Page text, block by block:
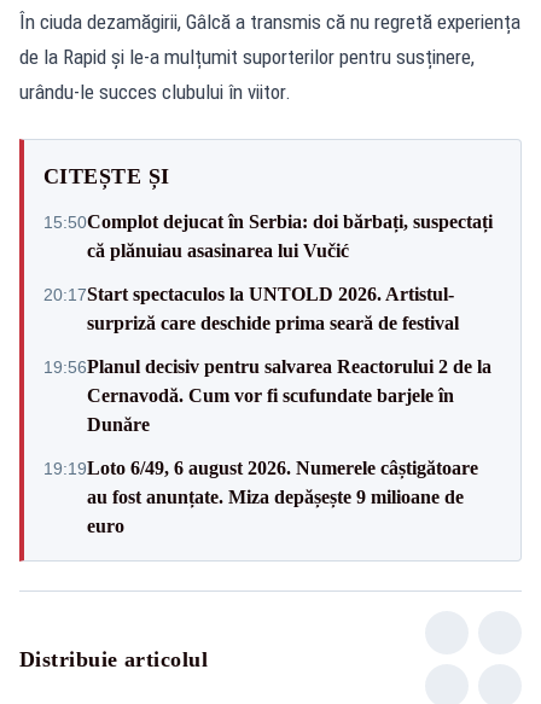
În ciuda dezamăgirii, Gâlcă a transmis că nu regretă experiența
de la Rapid și le-a mulțumit suporterilor pentru susținere,
urându-le succes clubului în viitor.
CITEȘTE ȘI
15:50Complot dejucat în Serbia: doi bărbați, suspectați
că plănuiau asasinarea lui Vučić
20:17Start spectaculos la UNTOLD 2026. Artistul-
surpriză care deschide prima seară de festival
19:56Planul decisiv pentru salvarea Reactorului 2 de la
Cernavodă. Cum vor fi scufundate barjele în
Dunăre
19:19Loto 6/49, 6 august 2026. Numerele câștigătoare
au fost anunțate. Miza depășește 9 milioane de
euro
Distribuie articolul